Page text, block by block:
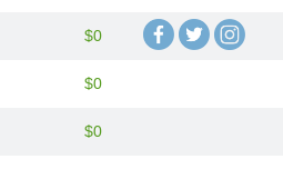
$0
$0
$0